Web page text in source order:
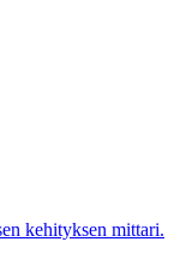
kehityksen mittari.